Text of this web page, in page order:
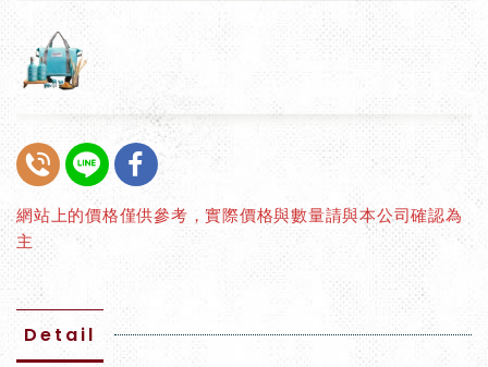
網站上的價格僅供參考，實際價格與數量請與本公司確認為
主
Detail